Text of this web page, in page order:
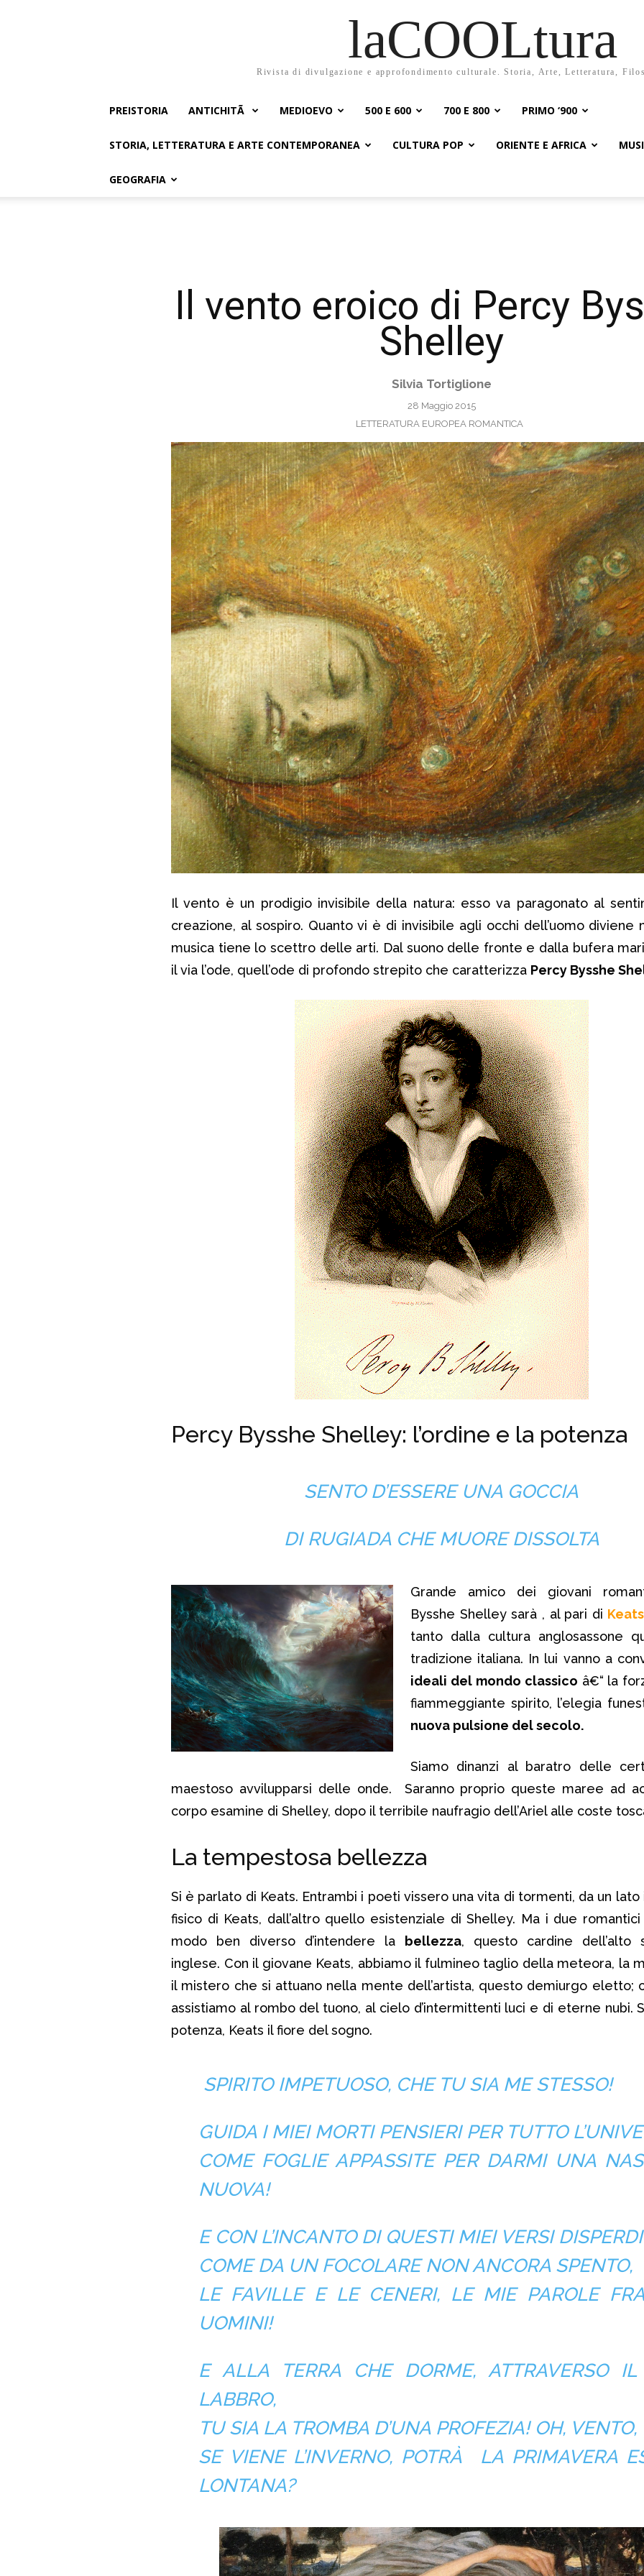
laCOOLtura
Rivista di divulgazione e approfondimento culturale. Storia, Arte, Letteratura,
PREISTORIA ANTICHITÃ MEDIOEVO 500 E 600 700 E 800 PRIMO ‘900
STORIA, LETTERATURA E ARTE CONTEMPORANEA CULTURA POP ORIENTE E AFRICA
GEOGRAFIA
Il vento eroico di Percy
Shelley
Silvia Tortiglione
28 Maggio 2015
LETTERATURA EUROPEA ROMANTICA
Il vento è un prodigio invisibile della natura: esso va paragonato al
creazione, al sospiro. Quanto vi è di invisibile agli occhi dell’uomo diviene
musica tiene lo scettro delle arti. Dal suono delle fronte e dalla bufera
il via l’ode, quell’ode di profondo strepito che caratterizza Percy Bysshe
Percy Bysshe Shelley: l’ordine e la potenza
SENTO D’ESSERE UNA GOCCIA
DI RUGIADA CHE MUORE DISSOLTA
Grande amico dei giovani
Bysshe Shelley sarà , al pari di Keats
tanto dalla cultura anglosassone
tradizione italiana. In lui vanno a
ideali del mondo classico â€“ la
fiammeggiante spirito, l’elegia
nuova pulsione del secolo.
Siamo dinanzi al baratro delle
maestoso avvilupparsi delle onde. Saranno proprio queste maree ad
corpo esamine di Shelley, dopo il terribile naufragio dell’Ariel alle coste
La tempestosa bellezza
Si è parlato di Keats. Entrambi i poeti vissero una vita di tormenti, da un
fisico di Keats, dall’altro quello esistenziale di Shelley. Ma i due
modo ben diverso d’intendere la bellezza, questo cardine dell’alto
inglese. Con il giovane Keats, abbiamo il fulmineo taglio della meteora, la
il mistero che si attuano nella mente dell’artista, questo demiurgo eletto;
assistiamo al rombo del tuono, al cielo d’intermittenti luci e di eterne nubi.
potenza, Keats il fiore del sogno.
SPIRITO IMPETUOSO, CHE TU SIA ME STESSO!
GUIDA I MIEI MORTI PENSIERI PER TUTTO
COME FOGLIE APPASSITE PER DARMI UNA
NUOVA!
E CON L’INCANTO DI QUESTI MIEI VERSI DISPERDI
COME DA UN FOCOLARE NON ANCORA SPENTO,
LE FAVILLE E LE CENERI, LE MIE PAROLE
UOMINI!
E ALLA TERRA CHE DORME, ATTRAVERSO
LABBRO,
TU SIA LA TROMBA D’UNA PROFEZIA! OH, VENTO,
SE VIENE L’INVERNO, POTRÀ LA PRIMAVERA
LONTANA?